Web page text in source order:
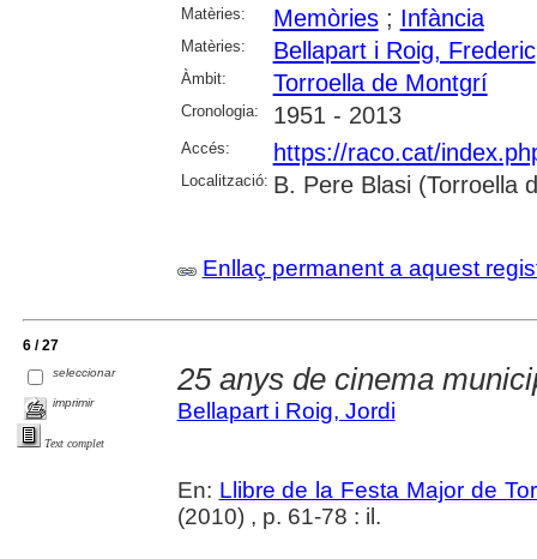
Matèries: Memòries; Infància
Matèries: Bellapart i Roig, Frederic
Àmbit: Torroella de Montgrí
Cronologia: 1951 - 2013
Accés: https://raco.cat/
Localització: B. Pere Blasi (Torroella
Enllaç permanent a aquest
6 / 27
seleccionar
imprimir
Text complet
25 anys de cinema
Bellapart i Roig, Jordi
En: Llibre de la Festa Major de
(2010) , p. 61-78 : il.